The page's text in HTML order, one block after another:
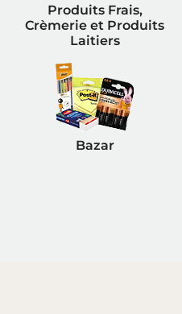
Produits Frais,
Crèmerie et Produits
Laitiers
Bazar